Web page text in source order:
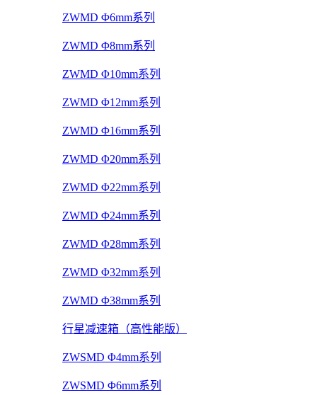
ZWMD Φ6mm系列
ZWMD Φ8mm系列
ZWMD Φ10mm系列
ZWMD Φ12mm系列
ZWMD Φ16mm系列
ZWMD Φ20mm系列
ZWMD Φ22mm系列
ZWMD Φ24mm系列
ZWMD Φ28mm系列
ZWMD Φ32mm系列
ZWMD Φ38mm系列
行星减速箱（高性能版）
ZWSMD Φ4mm系列
ZWSMD Φ6mm系列